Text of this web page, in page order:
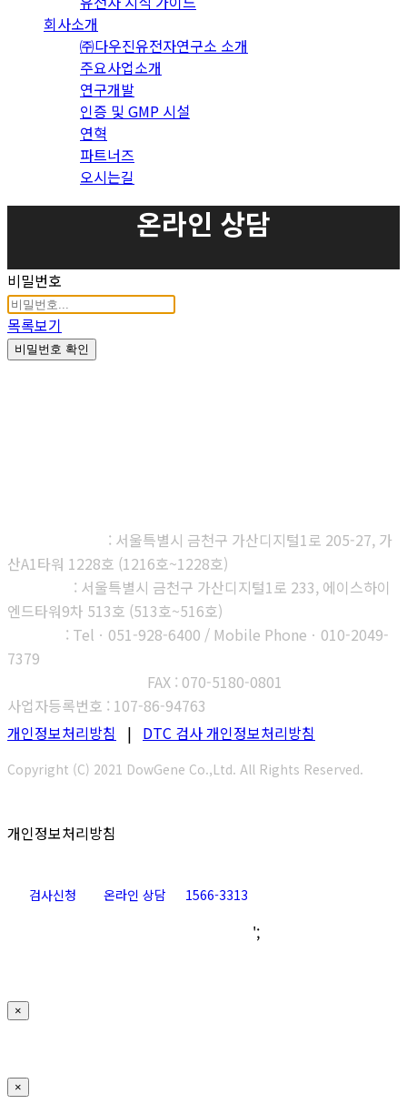
회사소개
㈜다우진유전자연구소 소개
주요사업소개
연구개발
인증 및 GMP 시설
연혁
파트너즈
오시는길
온라인 상담
비밀번호
목록보기
비밀번호 확인
: 서울특별시 금천구 가산디지털1로 205-27, 가
산A1타워 1228호 (1216호~1228호)
: 서울특별시 금천구 가산디지털1로 233, 에이스하이
엔드타워9차 513호 (513호~516호)
: Telㆍ051-928-6400 / Mobile Phoneㆍ010-2049-
7379
FAX : 070-5180-0801
사업자등록번호 : 107-86-94763
개인정보처리방침 | DTC 검사 개인정보처리방침
Copyright (C) 2021 DowGene Co.,Ltd. All Rights Reserved.
개인정보처리방침
검사신청 온라인 상담 1566-3313
Go
';
×
×